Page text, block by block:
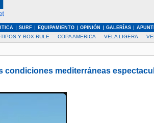
SURF EQUIPAMIENTO OPINIÓN GALERÍAS
Y BOX RULE COPA AMERICA VELA LIGERA
condiciones mediterráneas